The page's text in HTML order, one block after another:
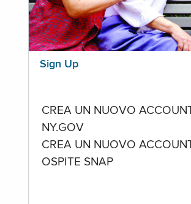
Sign Up
CREA UN NUOVO
NY.GOV
CREA UN NUOVO
OSPITE SNAP